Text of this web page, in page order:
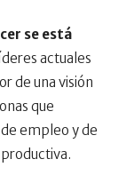
se está
actuales
de una visión
que
empleo y de